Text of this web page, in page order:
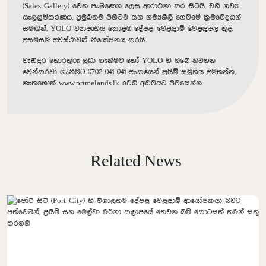
(Sales Gallery) වෙත පැමිණෙන ලෙස ආරාධනා කර සිටියි. එහි නව්‍ය
සැලසුම්කරණය, ප්‍රමුඛතම පිහිටීම සහ නම්‍යශීලී ගෙවීමේ ක්‍රමවේදයන්
සමඟින්, YOLO ව්‍යාපෘතිය කොළඹ දේපළ වෙළඳාම් වෙළඳපල තුළ
අසමසම අවස්ථාවක් නියෝජනය කරයි.
වැඩිදුර තොරතුරු ලබා ගැනීමට හෝ YOLO හි ඔබේ නිවහන
වෙන්කරවා ගැනීමට 0702 041 041 අංකයෙන් ප්‍රයිම් සමූහය අමතන්න,
නැතහොත් www.primelands.lk වෙබ් අඩවියට පිවිසෙන්න.
Related News